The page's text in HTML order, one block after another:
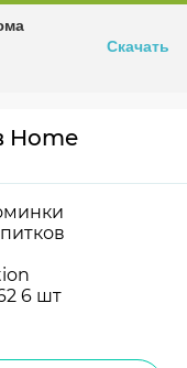
к. 1
Home
Скачать